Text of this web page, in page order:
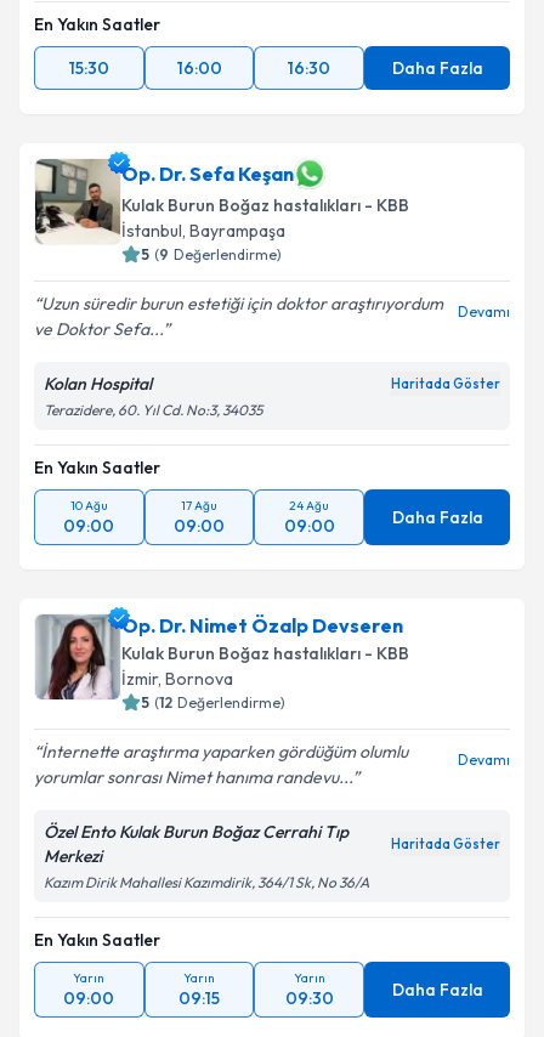
En Yakın Saatler
15:30
16:00 16:30 Daha Fazla
Op. Dr. Sefa Keşan
Kulak Burun Boğaz hastalıkları - KBB
İstanbul, Bayrampaşa
5 (9 Değerlendirme)
Uzun süredir burun estetiği için doktor araştırıyordum
ve Doktor Sefa...
Devamı
Kolan Hospital Haritada Göster
Terazidere, 60. Yıl Cd. No:3, 34035
En Yakın Saatler
10 Ağu
09:00
17 Ağu
09:00
24 Ağu
09:00 Daha Fazla
Op. Dr. Nimet Özalp Devseren
Kulak Burun Boğaz hastalıkları - KBB
İzmir, Bornova
5 (12 Değerlendirme)
İnternette araştırma yaparken gördüğüm olumlu
yorumlar sonrası Nimet hanıma randevu...
Devamı
Özel Ento Kulak Burun Boğaz Cerrahi Tıp
Merkezi
Haritada Göster
Kazım Dirik Mahallesi Kazımdirik, 364/1 Sk, No 36/A
En Yakın Saatler
Yarın
09:00
Yarın
09:15
Yarın
09:30 Daha Fazla